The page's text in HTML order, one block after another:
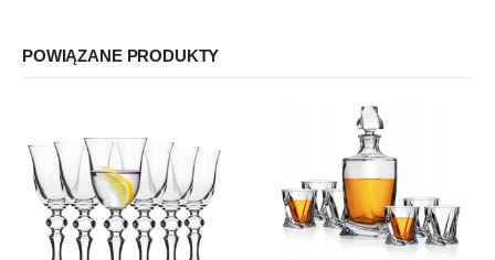
POWIĄZANE PRODUKTY